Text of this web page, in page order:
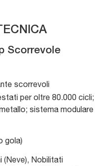
Scorrevole
scorrevoli
per oltre 80.000 cicli;
sistema modulare
gola)
(Neve), Nobilitati